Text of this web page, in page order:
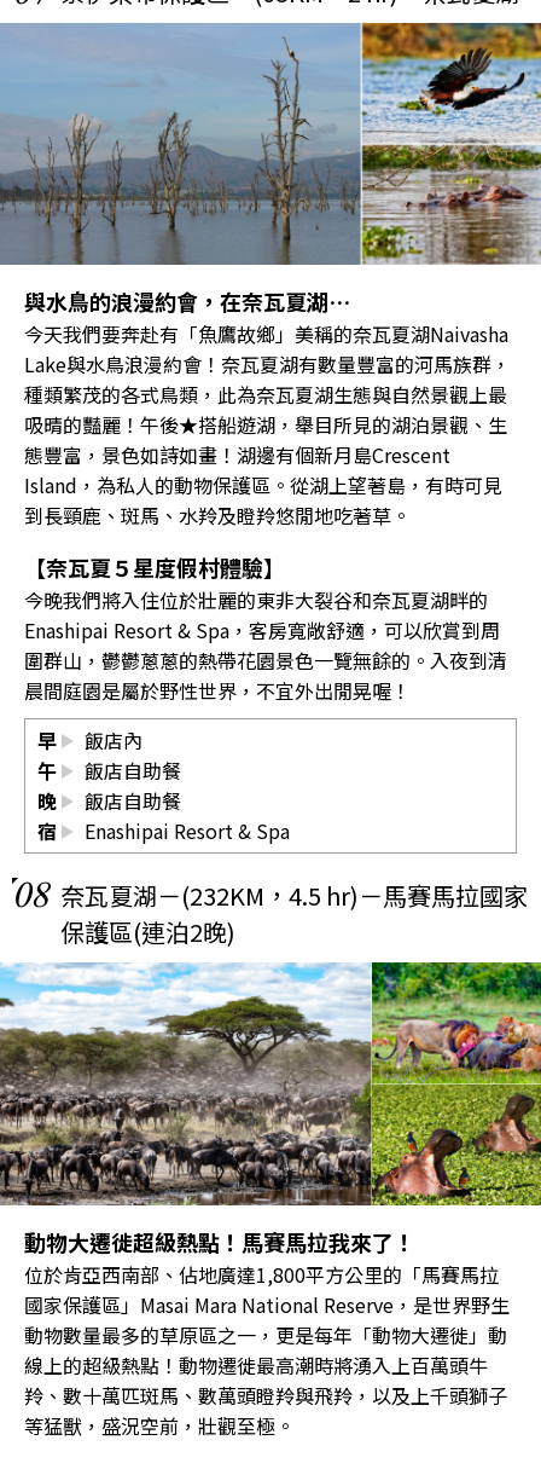
與水鳥的浪漫約會，在奈瓦夏湖…
今天我們要奔赴有「魚鷹故鄉」美稱的奈瓦夏湖Naivasha
Lake與水鳥浪漫約會！奈瓦夏湖有數量豐富的河馬族群，
種類繁茂的各式鳥類，此為奈瓦夏湖生態與自然景觀上最
吸晴的豔麗！午後★搭船遊湖，舉目所見的湖泊景觀、生
態豐富，景色如詩如畫！湖邊有個新月島Crescent
Island，為私人的動物保護區。從湖上望著島，有時可見
到長頸鹿、斑馬、水羚及瞪羚悠閒地吃著草。
【奈瓦夏５星度假村體驗】
今晚我們將入住位於壯麗的東非大裂谷和奈瓦夏湖畔的
Enashipai Resort & Spa，客房寬敞舒適，可以欣賞到周
圍群山，鬱鬱蔥蔥的熱帶花園景色一覽無餘的。入夜到清
晨間庭園是屬於野性世界，不宜外出閒晃喔！
早
飯店內
午
飯店自助餐
晚
飯店自助餐
宿
Enashipai Resort & Spa
08 奈瓦夏湖－(232KM，4.5 hr)－馬賽馬拉國家
保護區(連泊2晚)
動物大遷徙超級熱點！馬賽馬拉我來了！
位於肯亞西南部、佔地廣達1,800平方公里的「馬賽馬拉
國家保護區」Masai Mara National Reserve，是世界野生
動物數量最多的草原區之一，更是每年「動物大遷徙」動
線上的超級熱點！動物遷徙最高潮時將湧入上百萬頭牛
羚、數十萬匹斑馬、數萬頭瞪羚與飛羚，以及上千頭獅子
等猛獸，盛況空前，壯觀至極。